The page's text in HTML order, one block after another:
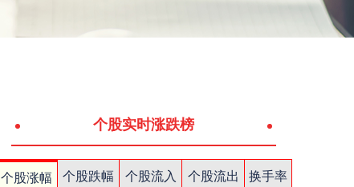
个股实时涨跌榜
个股涨幅 个股跌幅 个股流入 个股流出
换手率